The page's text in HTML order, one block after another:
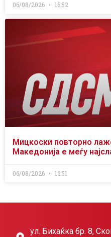
06/08/2026 16:52
Мицкоски повторно
Македонија е меѓу
06/08/2026 16:51
ул. Бихаќка бр. 8,